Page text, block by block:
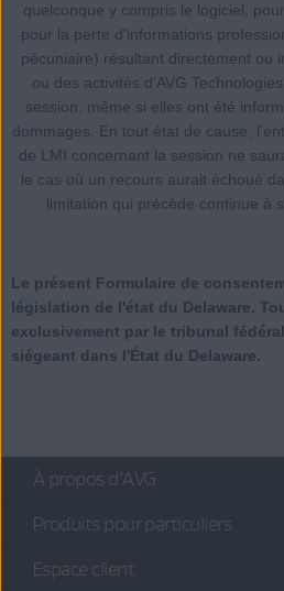
quelconque y compris le logiciel,
pour la perte d'informations
pécuniaire) résultant directement ou
ou des activités d'AVG
session, même si elles ont été
dommages. En tout état de cause,
de LMI concernant la session ne
le cas où un recours aurait échoué
limitation qui précède continue à
Le présent Formulaire de
législation de l'état du Delaware.
exclusivement par le tribunal
siégeant dans l'État du Delaware.
À propos d’AVG
Produits pour particuliers
Espace client